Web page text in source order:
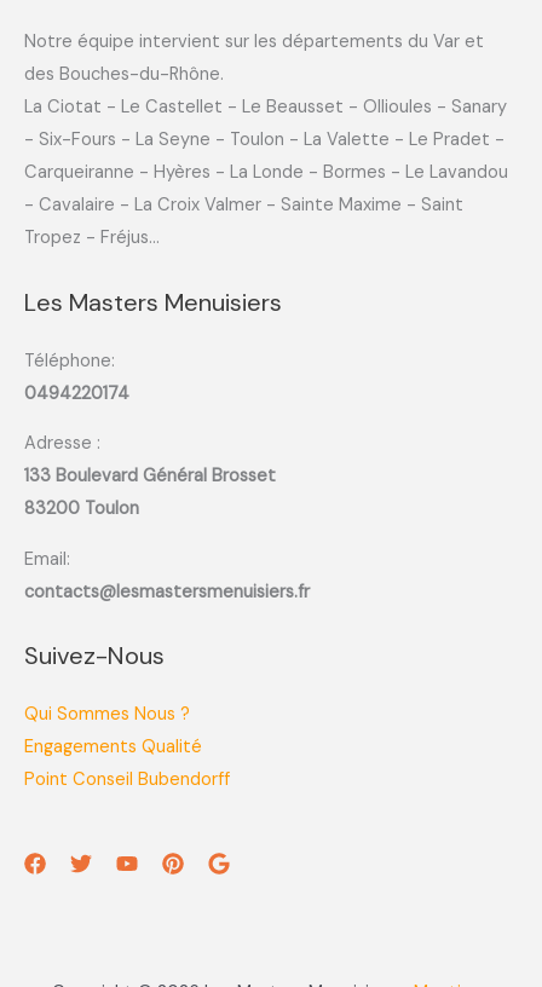
Notre équipe intervient sur les départements du Var et
des Bouches-du-Rhône.
La Ciotat - Le Castellet - Le Beausset - Ollioules - Sanary
- Six-Fours - La Seyne - Toulon - La Valette - Le Pradet -
Carqueiranne - Hyères - La Londe - Bormes - Le Lavandou
- Cavalaire - La Croix Valmer - Sainte Maxime - Saint
Tropez - Fréjus...
Les Masters Menuisiers
Téléphone:
0494220174
Adresse :
133 Boulevard Général Brosset
83200 Toulon
Email:
contacts@lesmastersmenuisiers.fr
Suivez-Nous
Qui Sommes Nous ?
Engagements Qualité
Point Conseil Bubendorff